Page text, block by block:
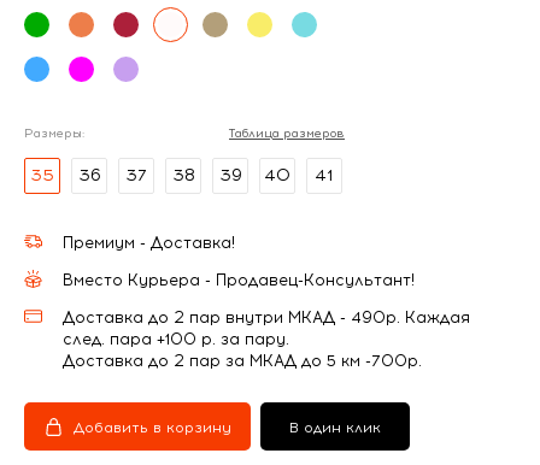
Размеры: Таблица размеров
35 36 37 38 39 40 41
Премиум - Доставка!
Вместо Курьера - Продавец-Консультант!
Доставка до 2 пар внутри МКАД - 490р. Каждая
след. пара +100 р. за пару.
Доставка до 2 пар за МКАД до 5 км -700р.
Добавить в корзину В один клик